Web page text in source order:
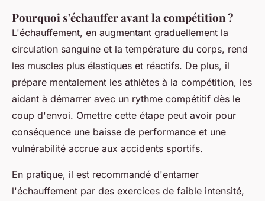
Pourquoi s'échauffer avant la compétition ?
L'échauffement, en augmentant graduellement la
circulation sanguine et la température du corps, rend
les muscles plus élastiques et réactifs. De plus, il
prépare mentalement les athlètes à la compétition, les
aidant à démarrer avec un rythme compétitif dès le
coup d'envoi. Omettre cette étape peut avoir pour
conséquence une baisse de performance et une
vulnérabilité accrue aux accidents sportifs.
En pratique, il est recommandé d'entamer
l'échauffement par des exercices de faible intensité,